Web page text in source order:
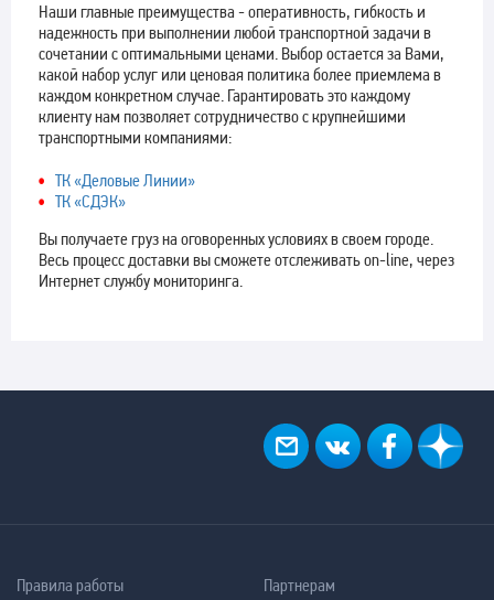
Наши главные преимущества - оперативность, гибкость и
надежность при выполнении любой транспортной задачи в
сочетании с оптимальными ценами. Выбор остается за Вами,
какой набор услуг или ценовая политика более приемлема в
каждом конкретном случае. Гарантировать это каждому
клиенту нам позволяет сотрудничество с крупнейшими
транспортными компаниями:
ТК «Деловые Линии»
ТК «СДЭК»
Вы получаете груз на оговоренных условиях в своем городе.
Весь процесс доставки вы сможете отслеживать on-line, через
Интернет службу мониторинга.
Правила работы
Партнерам